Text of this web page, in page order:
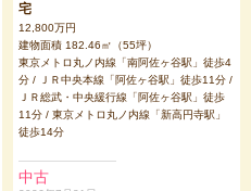
宅
12,800万円
建物面積 182.46㎡（55坪）
東京メトロ丸ノ内線「南阿佐ヶ谷駅」徒歩4
分 / ＪＲ中央本線「阿佐ヶ谷駅」徒歩11分 /
ＪＲ総武・中央緩行線「阿佐ヶ谷駅」徒歩
11分 / 東京メトロ丸ノ内線「新高円寺駅」
徒歩14分
中古